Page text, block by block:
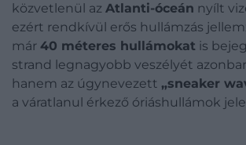
közvetlenül az Atlanti-óceán nyílt
ezért rendkívül erős hullámzás
már 40 méteres hullámokat is
strand legnagyobb veszélyét
hanem az úgynevezett „sneaker
a váratlanul érkező óriáshullámok